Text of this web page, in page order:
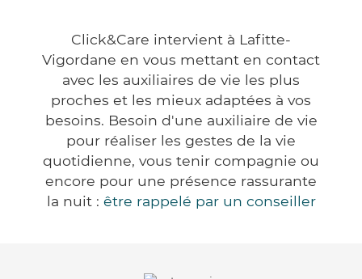
Click&Care intervient à Lafitte-
Vigordane en vous mettant en contact
avec les auxiliaires de vie les plus
proches et les mieux adaptées à vos
besoins. Besoin d'une auxiliaire de vie
pour réaliser les gestes de la vie
quotidienne, vous tenir compagnie ou
encore pour une présence rassurante
la nuit : être rappelé par un conseiller